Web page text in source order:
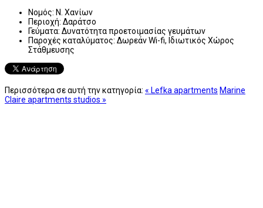
Νομός: Ν. Χανίων
Περιοχή: Δαράτσο
Γεύματα: Δυνατότητα προετοιμασίας γευμάτων
Παροχές καταλύματος: Δωρεάν Wi-fi, Ιδιωτικός Χώρος
Στάθμευσης
Περισσότερα σε αυτή την κατηγορία: « Lefka apartments Marine
Claire apartments studios »